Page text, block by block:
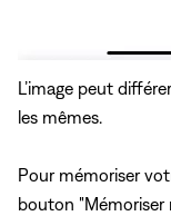
L’image peut
les mêmes.
Pour mémoriser
bouton "Mémoriser